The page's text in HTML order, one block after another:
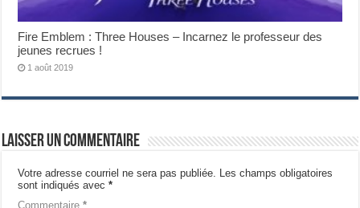
Fire Emblem : Three Houses – Incarnez le professeur des
jeunes recrues !
1 août 2019
Laisser un commentaire
Votre adresse courriel ne sera pas publiée. Les champs obligatoires
sont indiqués avec*
Commentaire*